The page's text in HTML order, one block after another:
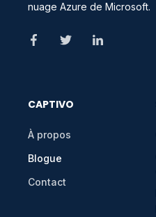
nuage Azure de Microsoft.
CAPTIVO
À propos
Blogue
Contact